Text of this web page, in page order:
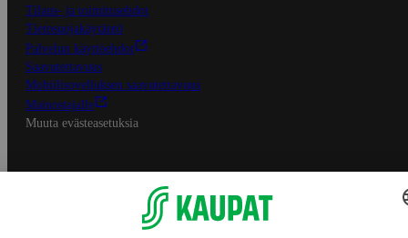
Tilaus- ja toimitusehdot
Tietosuojakäytäntö
Palvelun käyttöehdot
Saavutettavuus
Mobiilisovelluksen saavutettavuus
Mainostajalle
Muuta evästeasetuksia
S-ryhmän palvelut